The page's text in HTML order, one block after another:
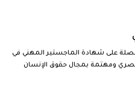
على شهادة الماجستير المهني في
ومهتمة بمجال حقوق الإنسان